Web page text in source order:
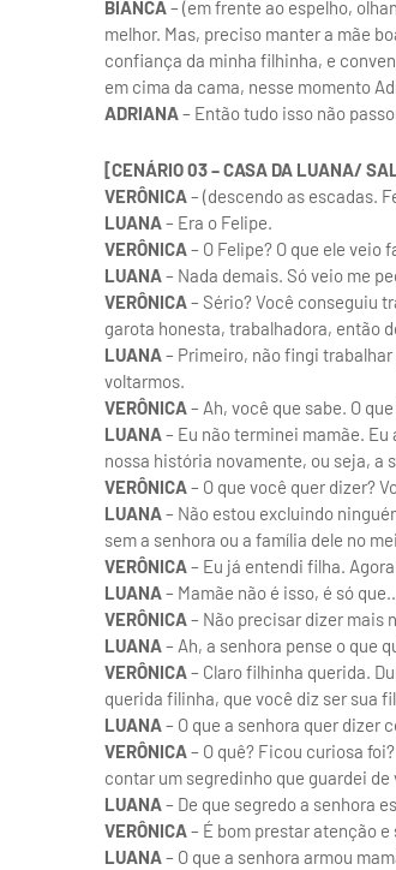
BIANCA– (em frente ao espelho,
melhor. Mas, preciso manter a mãe
confiança da minha filhinha, e
em cima da cama, nesse momento
ADRIANA– Então tudo isso não
[CENÁRIO 03 – CASA DA LUANA/
VERÔNICA– (descendo as escadas.
LUANA– Era o Felipe.
VERÔNICA– O Felipe? O que ele veio
LUANA– Nada demais. Só veio me
VERÔNICA– Sério? Você conseguiu
garota honesta, trabalhadora, então
LUANA– Primeiro, não fingi
voltarmos.
VERÔNICA– Ah, você que sabe. O
LUANA– Eu não terminei mamãe.
nossa história novamente, ou seja, a
VERÔNICA– O que você quer dizer?
LUANA– Não estou excluindo
sem a senhora ou a família dele no
VERÔNICA– Eu já entendi filha.
LUANA– Mamãe não é isso, é só
VERÔNICA– Não precisar dizer mais
LUANA– Ah, a senhora pense o que
VERÔNICA– Claro filhinha querida.
querida filinha, que você diz ser sua
LUANA– O que a senhora quer dizer
VERÔNICA– O quê? Ficou curiosa
contar um segredinho que guardei de
LUANA– De que segredo a senhora
VERÔNICA– É bom prestar atenção
LUANA– O que a senhora armou